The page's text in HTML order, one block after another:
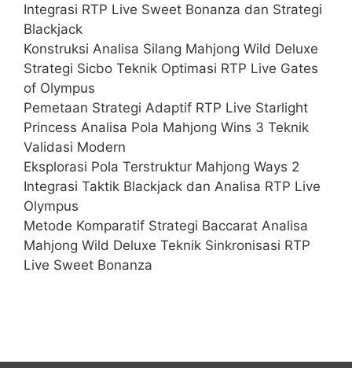
Integrasi RTP Live Sweet Bonanza dan Strategi
Blackjack
Konstruksi Analisa Silang Mahjong Wild Deluxe
Strategi Sicbo Teknik Optimasi RTP Live Gates
of Olympus
Pemetaan Strategi Adaptif RTP Live Starlight
Princess Analisa Pola Mahjong Wins 3 Teknik
Validasi Modern
Eksplorasi Pola Terstruktur Mahjong Ways 2
Integrasi Taktik Blackjack dan Analisa RTP Live
Olympus
Metode Komparatif Strategi Baccarat Analisa
Mahjong Wild Deluxe Teknik Sinkronisasi RTP
Live Sweet Bonanza